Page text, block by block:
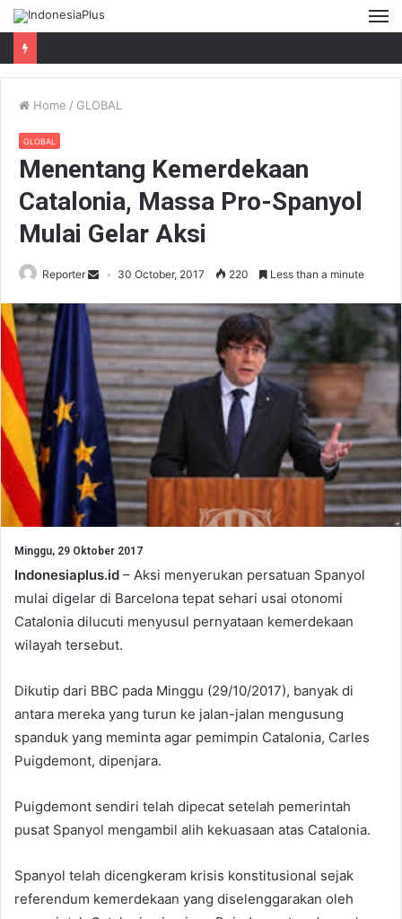
Home / GLOBAL
GLOBAL
Menentang Kemerdekaan
Catalonia, Massa Pro-Spanyol
Mulai Gelar Aksi
Reporter 30 October, 2017 220 Less than a minute
Minggu, 29 Oktober 2017
Indonesiaplus.id – Aksi menyerukan persatuan Spanyol
mulai digelar di Barcelona tepat sehari usai otonomi
Catalonia dilucuti menyusul pernyataan kemerdekaan
wilayah tersebut.
Dikutip dari BBC pada Minggu (29/10/2017), banyak di
antara mereka yang turun ke jalan-jalan mengusung
spanduk yang meminta agar pemimpin Catalonia, Carles
Puigdemont, dipenjara.
Puigdemont sendiri telah dipecat setelah pemerintah
pusat Spanyol mengambil alih kekuasaan atas Catalonia.
Spanyol telah dicengkeram krisis konstitusional sejak
referendum kemerdekaan yang diselenggarakan oleh